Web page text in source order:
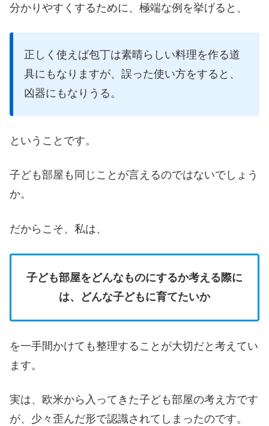
分かりやすくするために、極端な例を挙げると、
正しく使えば包丁は素晴らしい料理を作る道
具にもなりますが、誤った使い方をすると、
凶器にもなりうる。
ということです。
子ども部屋も同じことが言えるのではないでしょう
か。
だからこそ、私は、
子ども部屋をどんなものにするか考える際に
は、どんな子どもに育てたいか
を一手間かけても整理することが大切だと考えてい
ます。
実は、欧米から入ってきた子ども部屋の考え方です
が、少々歪んだ形で認識されてしまったのです。